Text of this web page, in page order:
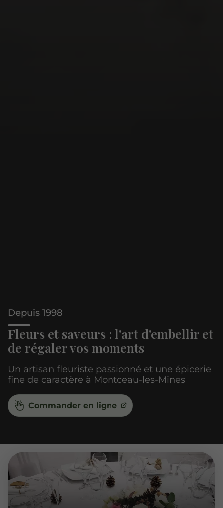
Depuis 1998
Fleurs et saveurs : l'art d'embellir et
de régaler vos moments
Un artisan fleuriste passionné et une épicerie
fine de caractère à Montceau-les-Mines
Commander en ligne